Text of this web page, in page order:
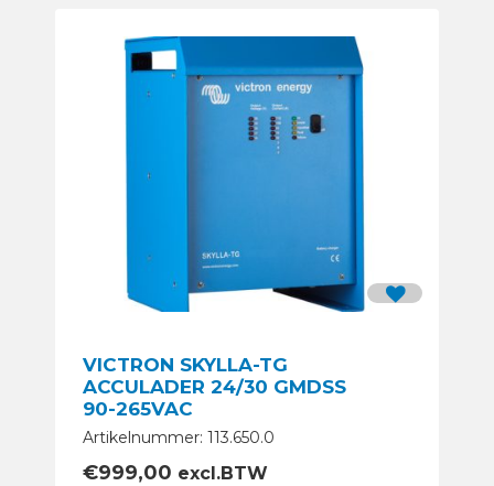
VICTRON SKYLLA-TG
ACCULADER 24/30 GMDSS
90-265VAC
Artikelnummer: 113.650.0
€999,00 excl.BTW